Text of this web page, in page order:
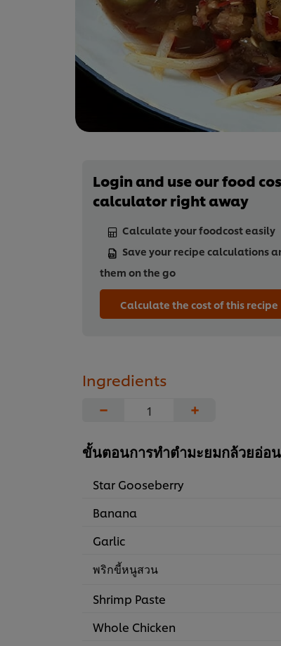
Login and use our food
calculator right away
Calculate your foodcost easily
Save your recipe calculations
them on the go
Calculate the cost of this recipe
Ingredients
−
+
ขั้นตอนการทำตำมะยมกล้วยอ่อ
Star Gooseberry
Banana
Garlic
พริกขี้หนูสวน
Shrimp Paste
Whole Chicken